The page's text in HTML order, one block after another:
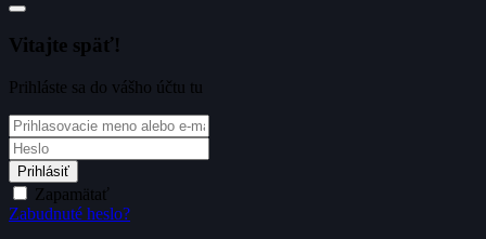
Vitajte späť!
Prihláste sa do vášho účtu tu
Prihlásiť
Zapamätať
Zabudnuté heslo?